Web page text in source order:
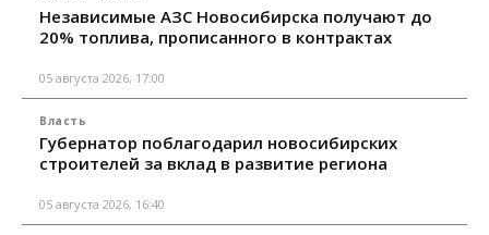
Независимые АЗС Новосибирска получают до
20% топлива, прописанного в контрактах
05 августа 2026, 17:00
Власть
Губернатор поблагодарил новосибирских
строителей за вклад в развитие региона
05 августа 2026, 16:40